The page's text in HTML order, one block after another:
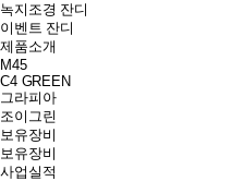
녹지조경 잔디
이벤트 잔디
제품소개
M45
C4 GREEN
그라피아
조이그린
보유장비
보유장비
사업실적